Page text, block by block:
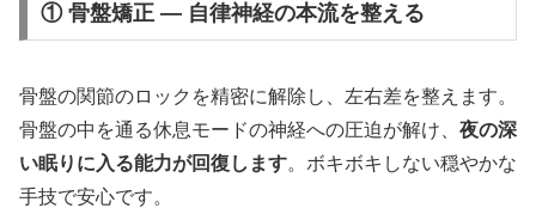
① 骨盤矯正 — 自律神経の本流を整える
骨盤の関節のロックを精密に解除し、左右差を整えます。
骨盤の中を通る休息モードの神経への圧迫が解け、 夜の深
い眠りに入る能力が回復します。ボキボキしない穏やかな
手技で安心です。